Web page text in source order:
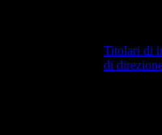
Titolari di
di